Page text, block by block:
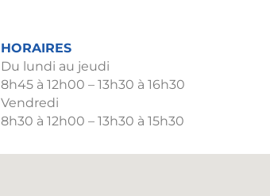
HORAIRES
Du lundi au jeudi
8h45 à 12h00 – 13h30 à 16h30
Vendredi
8h30 à 12h00 – 13h30 à 15h30